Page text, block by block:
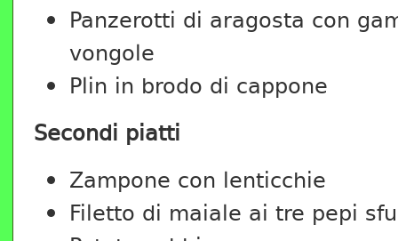
Panzerotti di aragosta con
vongole
Plin in brodo di cappone
Secondi piatti
Zampone con lenticchie
Filetto di maiale ai tre pepi